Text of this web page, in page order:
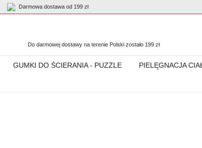
Darmowa dostawa od 199 zł
Do darmowej dostawy na terenie Polski zostało 199 zł
GUMKI DO ŚCIERANIA - PUZZLE PIELĘGNACJA